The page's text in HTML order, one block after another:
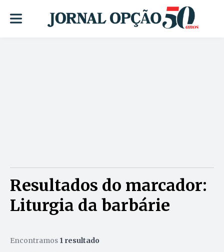
Resultados do marcador:
Liturgia da barbárie
Encontramos 1 resultado